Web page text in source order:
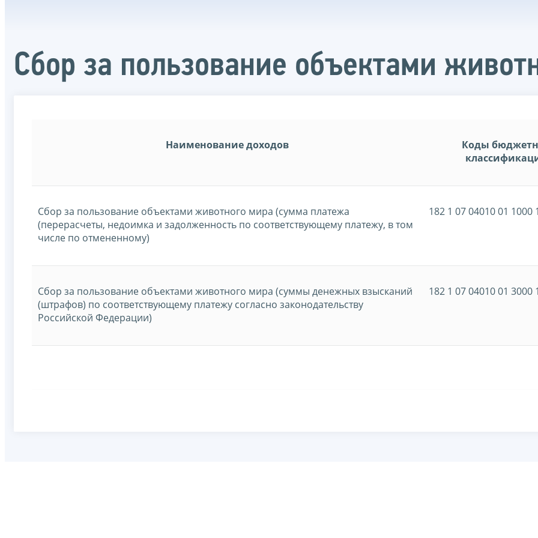
Сбор за пользование объектами
Наименование доходов
Коды
Сбор за пользование объектами животного мира (сумма платежа
(перерасчеты, недоимка и задолженность по соответствующему платежу, в том
числе по отмененному)
182 1 07 04010 01 1000
Сбор за пользование объектами животного мира (суммы денежных взысканий
(штрафов) по соответствующему платежу согласно законодательству
Российской Федерации)
182 1 07 04010 01 3000